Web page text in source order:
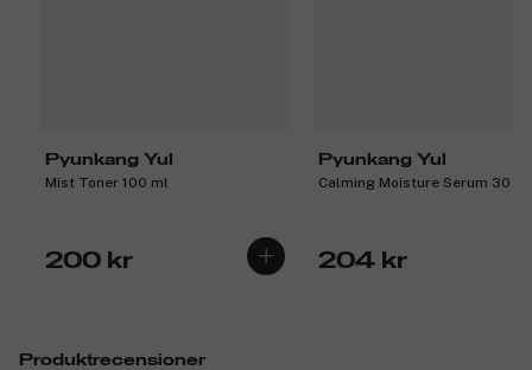
Pyunkang Yul
Mist Toner 100 ml
200 kr
Pyunkang Yul
Calming Moisture Serum 30 ml
204 kr
Produktrecensioner